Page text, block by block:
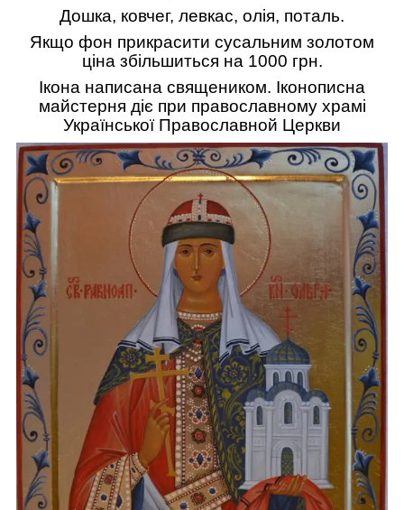
Дошка, ковчег, левкас, олія, поталь.
Якщо фон прикрасити сусальним золотом
ціна збільшиться на 1000 грн.
Ікона написана священиком. Іконописна
майстерня діє при православному храмі
Української Православной Церкви